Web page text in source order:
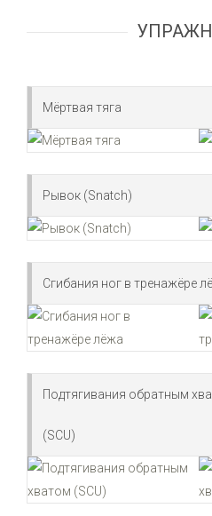
Мёртвая тяга
Рывок (Snatch)
Сгибания ног в тренажёре
Подтягивания обратным
(SCU)